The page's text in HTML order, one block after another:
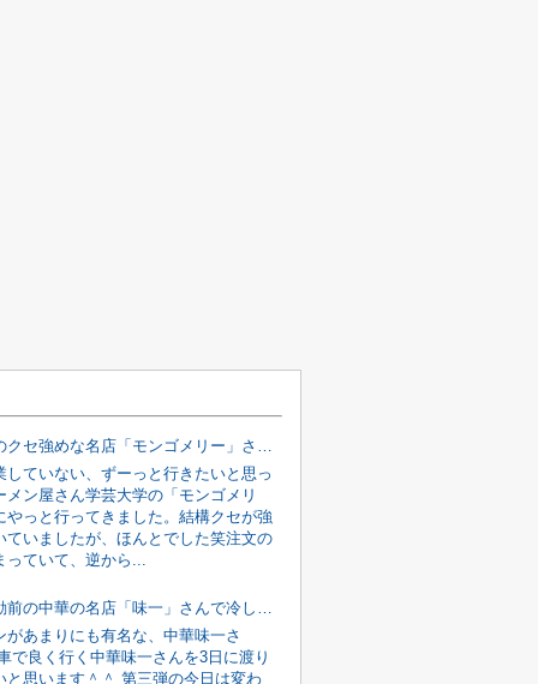
学芸大学のクセ強めな名店「モンゴメリー」さんの「ラーメン」を食べてきました♪
していない、ずーっと行きたいと思っ
メン屋さん学芸大学の「モンゴメリ
やっと行ってきました。結構クセが強
ていましたが、ほんとでした笑注文の
っていて、逆から...
目黒・不動前の中華の名店「味一」さんで冷し中華を食べてみた！③
があまりにも有名な、中華味一さ
で良く行く中華味一さんを3日に渡り
と思います＾＾ 第三弾の今日は変わ